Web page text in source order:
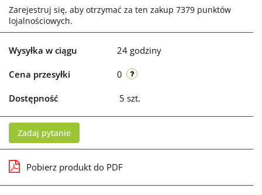
Zarejestruj się, aby otrzymać za ten zakup 7379 punktów
lojalnościowych.
Wysyłka w ciągu 24 godziny
Cena przesyłki 0
Dostępność 5 szt.
Zadaj pytanie
Pobierz produkt do PDF